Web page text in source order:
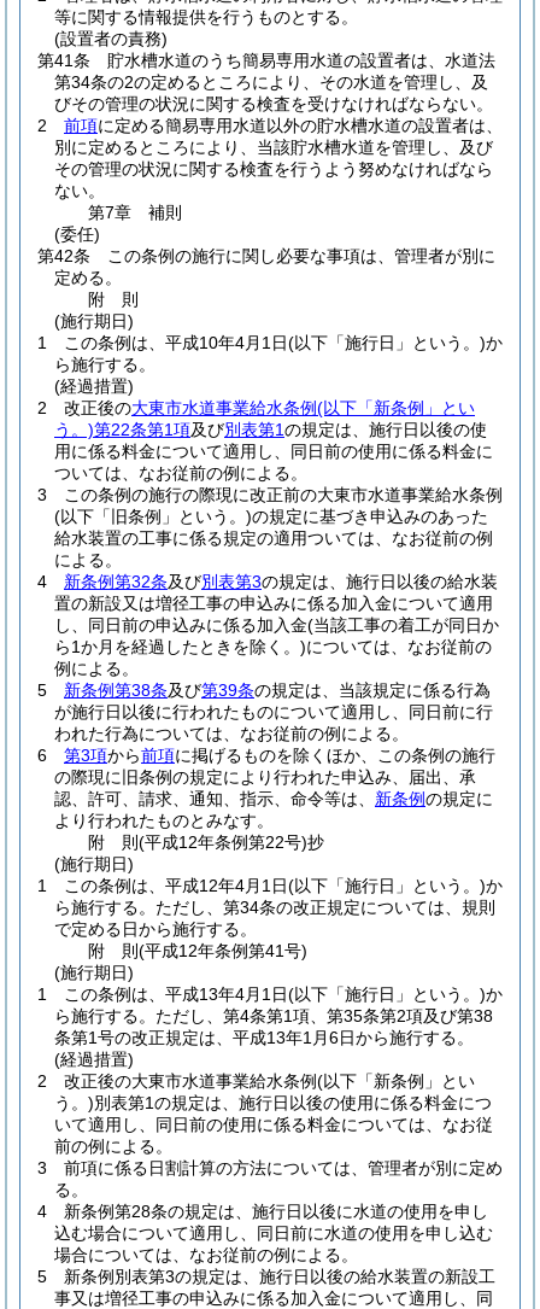
等に関する情報提供を行うものとする。
(設置者の責務)
第41条
貯水槽水道のうち簡易専用水道の設置者は、水道法
第34条の2の定めるところにより、その水道を管理し、及
びその管理の状況に関する検査を受けなければならない。
2
前項に定める簡易専用水道以外の貯水槽水道の設置者は、
別に定めるところにより、当該貯水槽水道を管理し、及び
その管理の状況に関する検査を行うよう努めなければなら
ない。
第7章
補則
(委任)
第42条
この条例の施行に関し必要な事項は、管理者が別に
定める。
附 則
(施行期日)
1
この条例は、平成10年4月1日(以下「施行日」という。)か
ら施行する。
(経過措置)
2
改正後の大東市水道事業給水条例(以下「新条例」とい
う。)第22条第1項及び別表第1の規定は、施行日以後の使
用に係る料金について適用し、同日前の使用に係る料金に
ついては、なお従前の例による。
3
この条例の施行の際現に改正前の大東市水道事業給水条例
(以下「旧条例」という。)の規定に基づき申込みのあった
給水装置の工事に係る規定の適用ついては、なお従前の例
による。
4
新条例第32条及び別表第3の規定は、施行日以後の給水装
置の新設又は増径工事の申込みに係る加入金について適用
し、同日前の申込みに係る加入金(当該工事の着工が同日か
ら1か月を経過したときを除く。)については、なお従前の
例による。
5
新条例第38条及び第39条の規定は、当該規定に係る行為
が施行日以後に行われたものについて適用し、同日前に行
われた行為については、なお従前の例による。
6
第3項から前項に掲げるものを除くほか、この条例の施行
の際現に旧条例の規定により行われた申込み、届出、承
認、許可、請求、通知、指示、命令等は、 新条例の規定に
より行われたものとみなす。
附 則(平成12年条例第22号)抄
(施行期日)
1
この条例は、平成12年4月1日(以下「施行日」という。)か
ら施行する。 ただし、第34条の改正規定については、規則
で定める日から施行する。
附 則(平成12年条例第41号)
(施行期日)
1
この条例は、平成13年4月1日(以下「施行日」という。)か
ら施行する。 ただし、第4条第1項、第35条第2項及び第38
条第1号の改正規定は、平成13年1月6日から施行する。
(経過措置)
2
改正後の大東市水道事業給水条例(以下「新条例」とい
う。)別表第1の規定は、施行日以後の使用に係る料金につ
いて適用し、同日前の使用に係る料金については、なお従
前の例による。
3
前項に係る日割計算の方法については、管理者が別に定め
る。
4
新条例第28条の規定は、施行日以後に水道の使用を申し
込む場合について適用し、同日前に水道の使用を申し込む
場合については、なお従前の例による。
5
新条例別表第3の規定は、施行日以後の給水装置の新設工
事又は増径工事の申込みに係る加入金について適用し、同